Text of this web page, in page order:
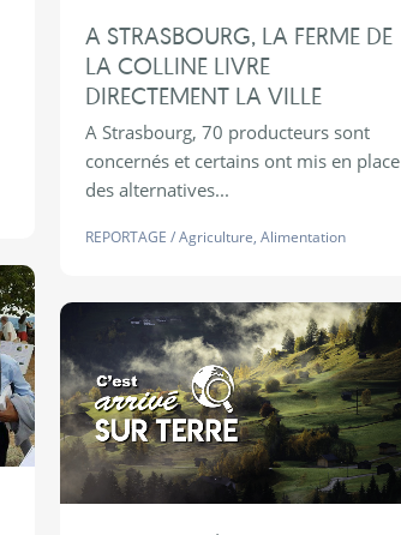
A STRASBOURG, LA FERME DE
LA COLLINE LIVRE
DIRECTEMENT LA VILLE
A Strasbourg, 70 producteurs sont
concernés et certains ont mis en place
des alternatives...
REPORTAGE /Agriculture, Alimentation